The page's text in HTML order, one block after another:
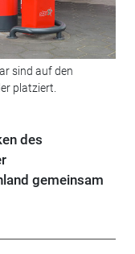
sind auf den
platziert.
des
gemeinsam